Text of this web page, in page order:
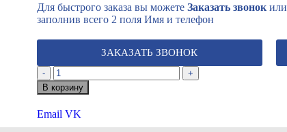
Для быстрого заказа вы можете Заказать звонокили
заполнив всего 2 поля Имя и телефон
ЗАКАЗАТЬ ЗВОНОК
-
+
В корзину
Email VK